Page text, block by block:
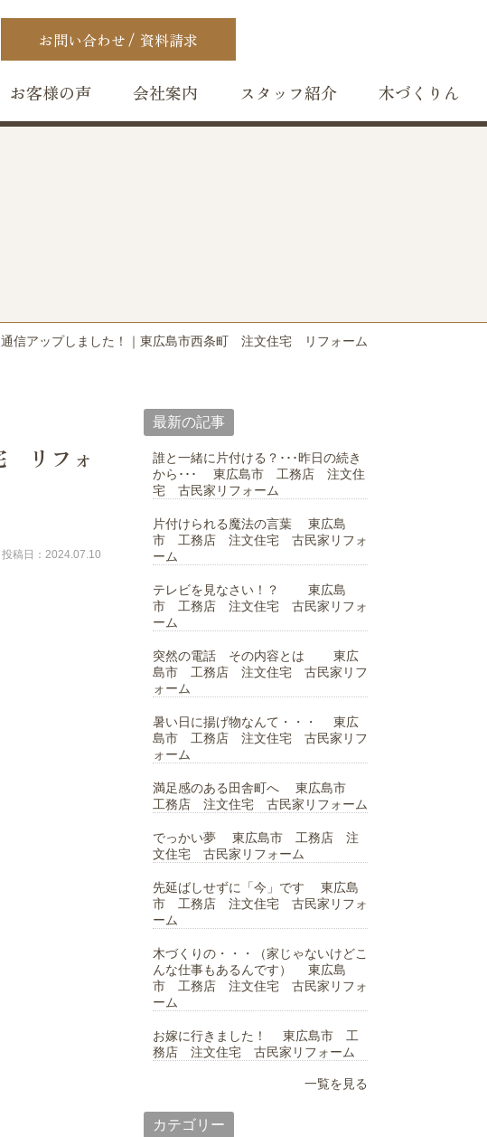
お問い合わせ 資料請求
お客様の声 会社案内 スタッフ紹介 木づくりん
通信アップしました！｜東広島市西条町 注文住宅 リフォーム
リフォ
投稿日：2024.07.10
最新の記事
誰と一緒に片付ける？･･･昨日の続き
から･･･ 東広島市 工務店 注文住
宅 古民家リフォーム
片付けられる魔法の言葉 東広島
市 工務店 注文住宅 古民家リフォ
ーム
テレビを見なさい！？ 東広島
市 工務店 注文住宅 古民家リフォ
ーム
突然の電話 その内容とは 東広
島市 工務店 注文住宅 古民家リフ
ォーム
暑い日に揚げ物なんて・・・ 東広
島市 工務店 注文住宅 古民家リフ
ォーム
満足感のある田舎町へ 東広島市
工務店 注文住宅 古民家リフォーム
でっかい夢 東広島市 工務店 注
文住宅 古民家リフォーム
先延ばしせずに「今」です 東広島
市 工務店 注文住宅 古民家リフォ
ーム
木づくりの・・・（家じゃないけどこ
んな仕事もあるんです） 東広島
市 工務店 注文住宅 古民家リフォ
ーム
お嫁に行きました！ 東広島市 工
務店 注文住宅 古民家リフォーム
一覧を見る
カテゴリー